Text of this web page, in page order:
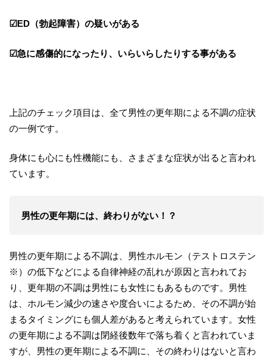
☑ED（勃起障害）の疑いがある
☑急に感傷的になったり、いらいらしたりする事がある
上記のチェック項目は、全て男性の更年期による不調の症状
の一例です。
身体にも心にも性機能にも、さまざまな症状が出ると言われ
ています。
男性の更年期には、終わりがない！？
男性の更年期による不調は、男性ホルモン（テストロステン
※）の低下などによる自律神経の乱れが原因と言われてお
り、更年期の不調は男性にも女性にもあるものです。男性
は、ホルモン減少の速さや度合いによるため、その不調が始
まるタイミングにも個人差があると考えられています。女性
の更年期による不調は閉経後数年で落ち着くと言われていま
すが、男性の更年期による不調に、その終わりはないと言わ